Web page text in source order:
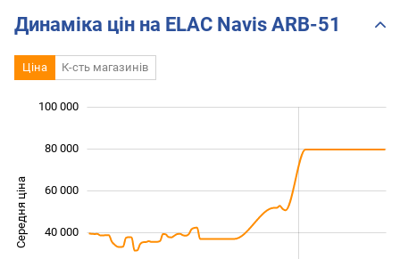
Динаміка цін на ELAC Navis ARB-51
Ціна К-сть магазинів
Середня ціна 40 000
60 000
80 000
100 000